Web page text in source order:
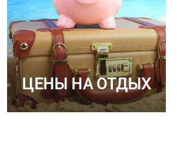
ЦЕНЫ НА ОТДЫХ